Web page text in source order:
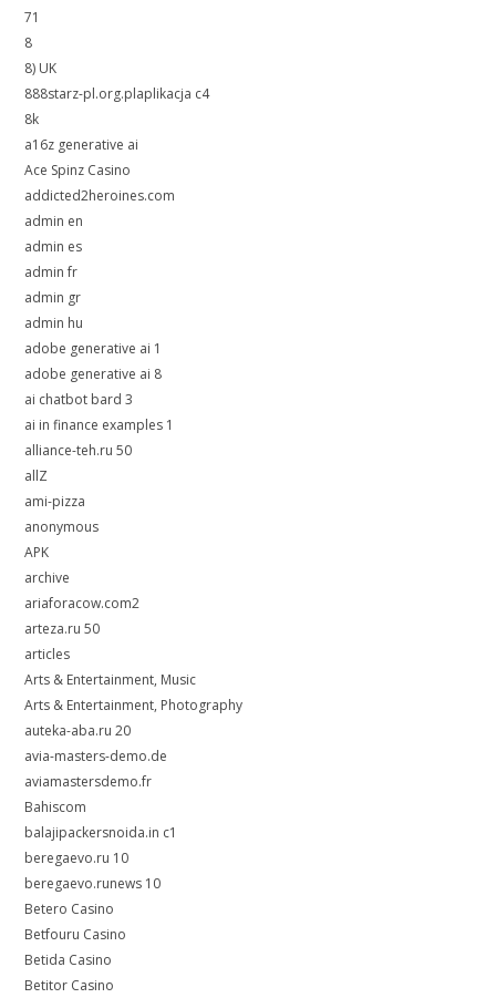
71
8
8) UK
888starz-pl.org.plaplikacja c4
8k
a16z generative ai
Ace Spinz Casino
addicted2heroines.com
admin en
admin es
admin fr
admin gr
admin hu
adobe generative ai 1
adobe generative ai 8
ai chatbot bard 3
ai in finance examples 1
alliance-teh.ru 50
allZ
ami-pizza
anonymous
APK
archive
ariaforacow.com2
arteza.ru 50
articles
Arts & Entertainment, Music
Arts & Entertainment, Photography
auteka-aba.ru 20
avia-masters-demo.de
aviamastersdemo.fr
Bahiscom
balajipackersnoida.in c1
beregaevo.ru 10
beregaevo.runews 10
Betero Casino
Betfouru Casino
Betida Casino
Betitor Casino